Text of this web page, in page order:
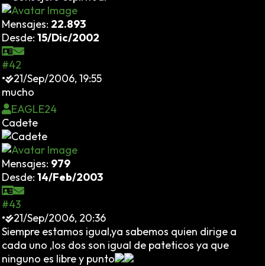
Mensajes: 22.893
Desde: 15/Dic/2002
#42
•
21/Sep/2006, 19:55
mucho
EAGLE24
Cadete
Mensajes: 979
Desde: 14/Feb/2003
#43
•
21/Sep/2006, 20:36
Siempre estamos igual,ya sabemos quien dirige a
cada uno ,los dos son igual de pateticos ya que
ninguno es libre y punto